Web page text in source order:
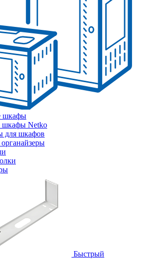
шкафы
шкафы Netko
для шкафов
Быстрый